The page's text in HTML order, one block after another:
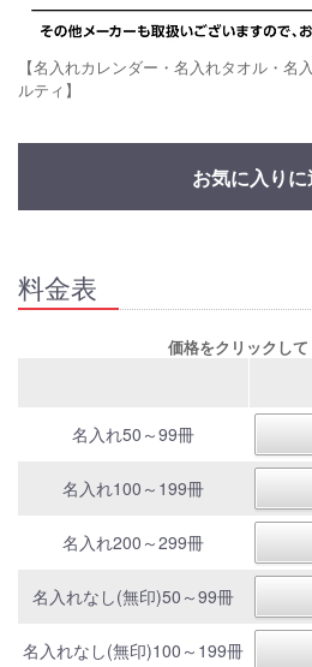
【名入れカレンダー・名入れタオル・名
ルティ】
お気に入りに
料金表
価格をクリックし
名入れ50～99冊
名入れ100～199冊
名入れ200～299冊
名入れなし(無印)50～99冊
名入れなし(無印)100～199冊